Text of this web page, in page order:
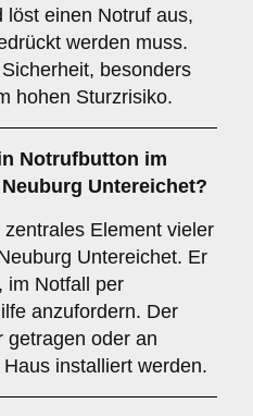
löst einen Notruf aus,
werden muss.
besonders
hohen Sturzrisiko.
Notrufbutton im
Untereichet?
Element vieler
Untereichet. Er
im Notfall per
anzufordern. Der
getragen oder an
installiert werden.